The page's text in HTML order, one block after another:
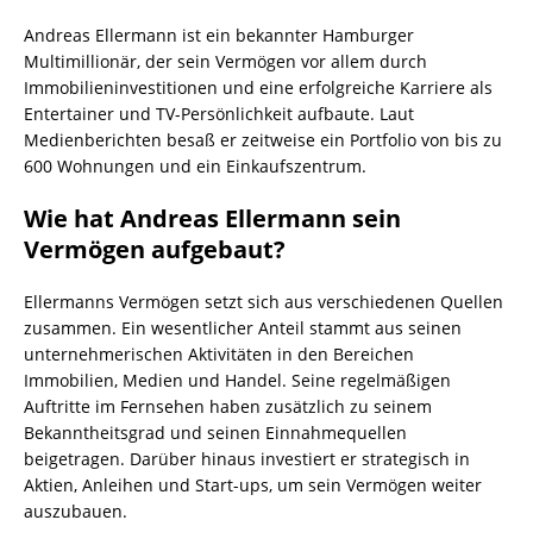
Andreas Ellermann ist ein bekannter Hamburger
Multimillionär, der sein Vermögen vor allem durch
Immobilieninvestitionen und eine erfolgreiche Karriere als
Entertainer und TV-Persönlichkeit aufbaute. Laut
Medienberichten besaß er zeitweise ein Portfolio von bis zu
600 Wohnungen und ein Einkaufszentrum.
Wie hat Andreas Ellermann sein
Vermögen aufgebaut?
Ellermanns Vermögen setzt sich aus verschiedenen Quellen
zusammen. Ein wesentlicher Anteil stammt aus seinen
unternehmerischen Aktivitäten in den Bereichen
Immobilien, Medien und Handel. Seine regelmäßigen
Auftritte im Fernsehen haben zusätzlich zu seinem
Bekanntheitsgrad und seinen Einnahmequellen
beigetragen. Darüber hinaus investiert er strategisch in
Aktien, Anleihen und Start-ups, um sein Vermögen weiter
auszubauen.